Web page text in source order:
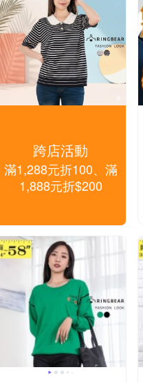
跨店活動
滿1,288元折100、滿
1,888元折$200